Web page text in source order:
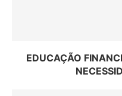
EDUCAÇÃO